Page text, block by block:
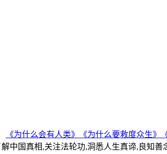
《为什么会有人类》 《为什么要救度众生》
中国真相,关注法轮功,洞悉人生真谛,良知